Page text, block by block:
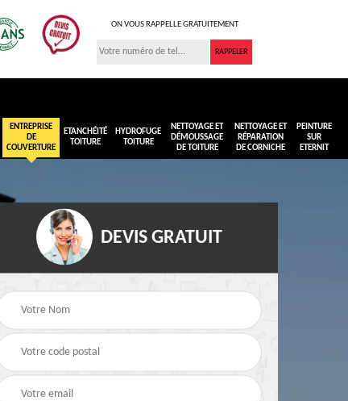
ON VOUS RAPPELLE GRATUITEMENT
ENTREPRISE
DE
COUVERTURE
ETANCHÉITÉ
TOITURE
HYDROFUGE
TOITURE
NETTOYAGE ET
DÉMOUSSAGE
DE TOITURE
NETTOYAGE ET
RÉPARATION
DE CORNICHE
PEINTURE
SUR
ETERNIT
Réimperméabilisation
Peinture sur toiture
tout support
DEVIS GRATUIT